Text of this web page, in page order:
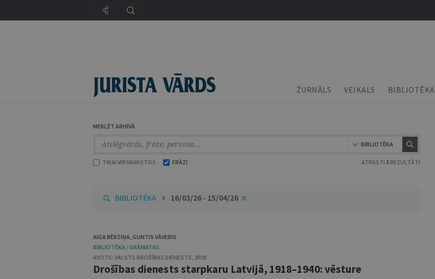
ŽURNĀLS VEIKALS BIBLIOTĒKA
MEKLĒT ARHĪVĀ
BIBLIOTĒKA
TIKAI VIRSRAKSTOS FRĀZI ATRASTI 3 REZULTĀTI
BIBLIOTĒKA 16/03/26 - 15/04/26
AIGA BĒRZIŅA, GUNTIS VĀVERIS
BIBLIOTĒKA / GRĀMATAS
AVOTS: VALSTS DROŠĪBAS DIENESTS, 2020
Drošības dienests starpkaru Latvijā, 1918–1940: vēsture